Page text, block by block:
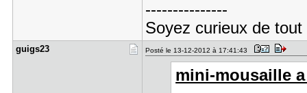
---------------
Soyez curieux de
guigs23 Posté le 13-12-2012 à 17:41:43
mini-mousaille